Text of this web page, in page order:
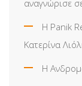
αναγνώρισε
Η Panik
Κατερίνα
Η